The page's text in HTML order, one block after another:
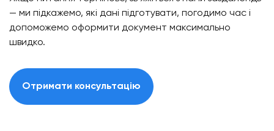
— ми підкажемо, які дані підготувати, погодимо час і
допоможемо оформити документ максимально
швидко.
Отримати консультацію